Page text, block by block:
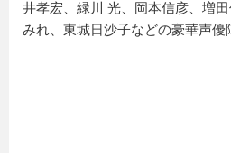
井孝宏、緑川 光、岡本信彦、増
みれ、東城日沙子などの豪華声優